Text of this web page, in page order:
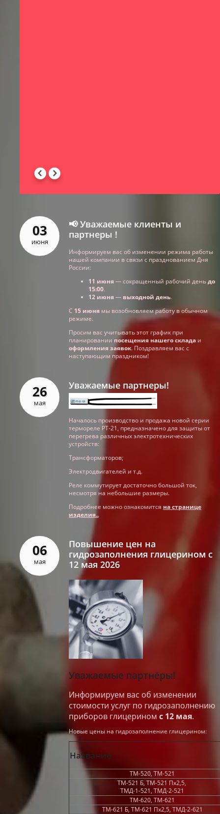
03
июня
📢 Уважаемые клиенты и
партнеры !
Информируем вас об изменении режима работы
нашей компании в связи с празднованием Дня
России:
11 июня— сокращенный рабочий деньдо
15:00.
12 июня— выходной день.
С 15 июня мы возобновляем работу в обычном
режиме.
Просим вас учитывать этот график при
планировании посещения нашего склада и
оформления заявок. Поздравляем вас с
наступающим праздником!
26
мая
Уважаемые партнеры!
Началось производство и продажа новой серии
термореле РТ-21, предназначено для защиты от
перегрева различных электротехнических
устройств:
Трансформаторов;
Электродвигателей и т.д.
Реле коммутирует достаточно большой ток,
несмотря на небольшие размеры.
Подробнее можно ознакомится на странице
изделия..
06
мая
Повышение цен на
гидрозаполнения глицерином с
12 мая 2026
Уважаемые партнёры!
Информируем вас об изменении
стоимости услуг по гидрозаполнению
приборов глицерином с 12 мая.
Новые цены на гидрозаполнение глицерином:
Название
ТМ-520, ТМ-521
ТМ-521 Б, ТМ-521 Пх2,5,
ТМД-1-521, ТМД-2-521
ТМ-620, ТМ-621
ТМ-621 Б, ТМ-621 Пх2,5, ТМД-2-621